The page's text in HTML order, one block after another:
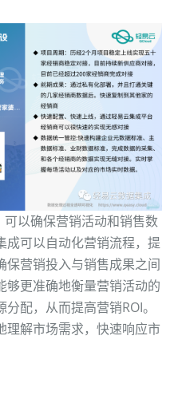
可以确保营销活动和销售数
成可以自动化营销流程，提
保营销投入与销售成果之间
够更准确地衡量营销活动的
配，从而提高营销ROI。
理解市场需求，快速响应市